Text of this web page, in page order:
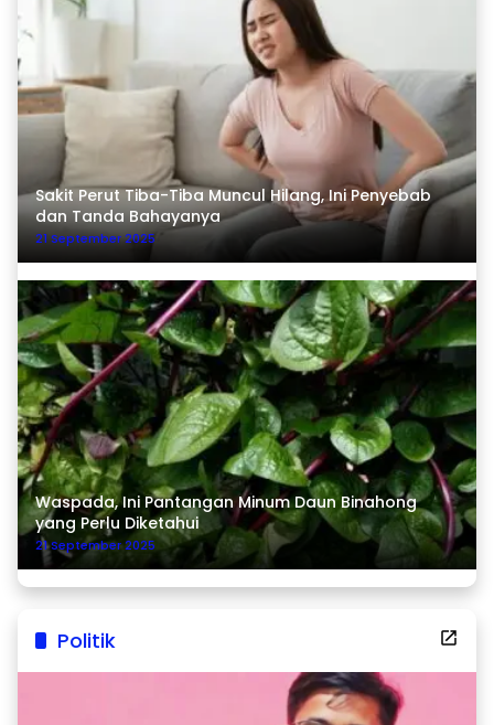
Sakit Perut Tiba-Tiba Muncul Hilang, Ini Penyebab
dan Tanda Bahayanya
21 September 2025
Waspada, Ini Pantangan Minum Daun Binahong
yang Perlu Diketahui
21 September 2025
Politik